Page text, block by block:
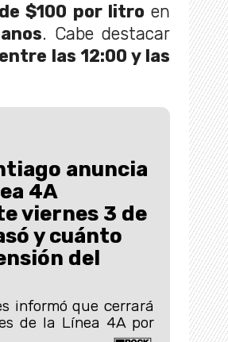
$100 por litro en
. Cabe destacar
entre las 12:00 y las
anuncia
4A
viernes 3 de
y cuánto
del
informó que cerrará
de la Línea 4A por